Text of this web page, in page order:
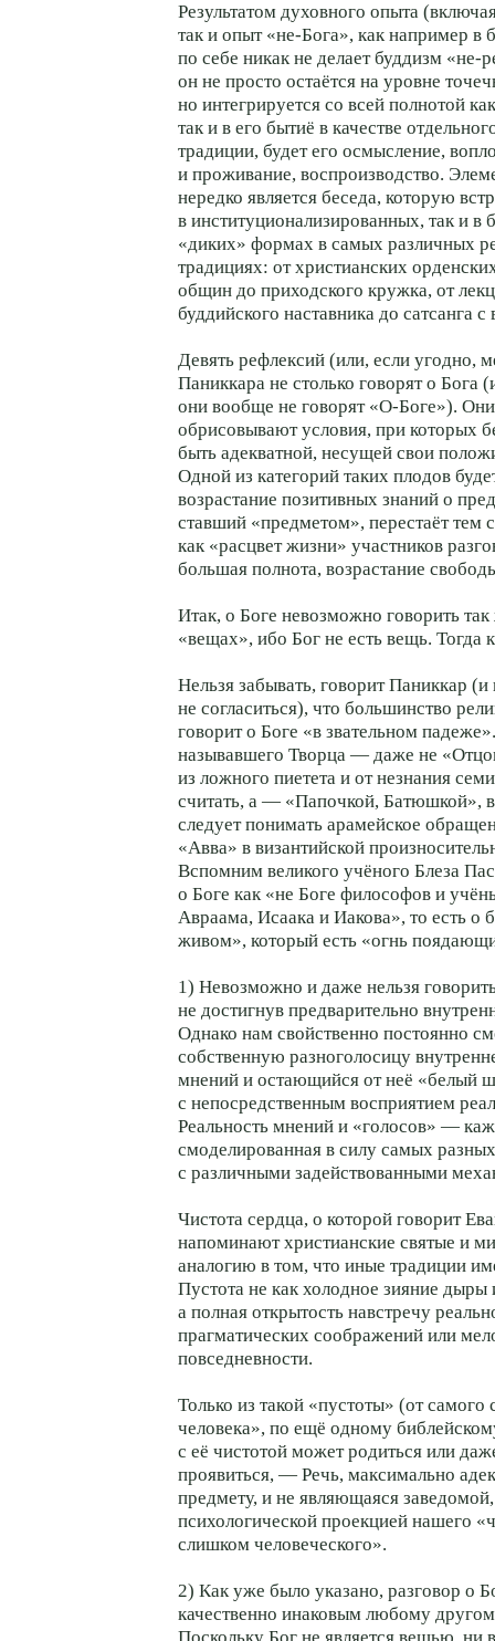
Результатом духовного опыта
так и опыт «не-Бога», как например в
по себе никак не делает буддизм «не-
он не просто остаётся на уровне
но интегрируется со всей полнотой
так и в его бытиё в качестве
традиции, будет его осмысление,
и проживание, воспроизводство.
нередко является беседа, которую
в институционализированных, так и в
«диких» формах в самых различных
традициях: от христианских
общин до приходского кружка, от
буддийского наставника до сатсанга
Девять рефлексий (или, если угодно,
Паниккара не столько говорят о Бога
они вообще не говорят «О-Боге»).
обрисовывают условия, при которых
быть адекватной, несущей свои
Одной из категорий таких плодов
возрастание позитивных знаний о
ставший «предметом», перестаёт
как «расцвет жизни» участников
большая полнота, возрастание
Итак, о Боге невозможно говорить
«вещах», ибо Бог не есть вещь. Тогда
Нельзя забывать, говорит Паниккар (и
не согласиться), что большинство
говорит о Боге «в звательном
называвшего Творца — даже не
из ложного пиетета и от незнания
считать, а — «Папочкой, Батюшкой»,
следует понимать арамейское
«Авва» в византийской
Вспомним великого учёного Блеза
о Боге как «не Боге философов и
Авраама, Исаака и Иакова», то есть о
живом», который есть «огнь
1) Невозможно и даже нельзя
не достигнув предварительно
Однако нам свойственно постоянно
собственную разноголосицу
мнений и остающийся от неё «белый
с непосредственным восприятием
Реальность мнений и «голосов» —
смоделированная в силу самых
с различными задействованными
Чистота сердца, о которой говорит
напоминают христианские святые и
аналогию в том, что иные традиции
Пустота не как холодное зияние дыры
а полная открытость навстречу
прагматических соображений или
повседневности.
Только из такой «пустоты» (от самого
человека», по ещё одному
с её чистотой может родиться или
проявиться, — Речь, максимально
предмету, и не являющаяся
психологической проекцией нашего
слишком человеческого».
2) Как уже было указано, разговор о
качественно инаковым любому